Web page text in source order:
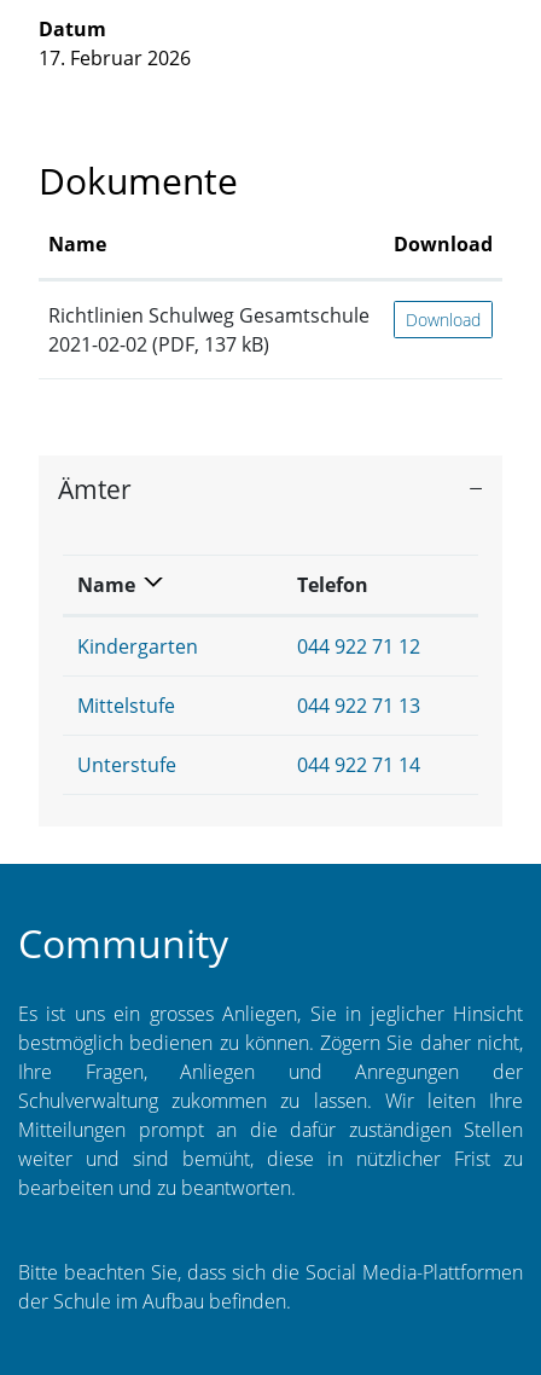
Datum
17. Februar 2026
Dokumente
Name Download
Richtlinien Schulweg Gesamtschule
2021-02-02(PDF, 137 kB)
Download
Ämter
Name Telefon
Kindergarten 044 922 71 12
Mittelstufe 044 922 71 13
Unterstufe 044 922 71 14
Community
Es ist uns ein grosses Anliegen, Sie in jeglicher Hinsicht
bestmöglich bedienen zu können. Zögern Sie daher nicht,
Ihre Fragen, Anliegen und Anregungen der
Schulverwaltung zukommen zu lassen. Wir leiten Ihre
Mitteilungen prompt an die dafür zuständigen Stellen
weiter und sind bemüht, diese in nützlicher Frist zu
bearbeiten und zu beantworten.
Bitte beachten Sie, dass sich die Social Media-Plattformen
der Schule im Aufbau befinden.